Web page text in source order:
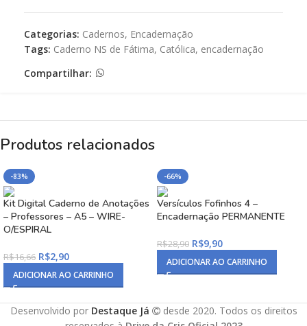
Categorias: Cadernos, Encadernação
Tags: Caderno NS de Fátima, Católica, encadernação
Compartilhar:
Produtos relacionados
-83%
Kit Digital Caderno de Anotações
– Professores – A5 – WIRE-
O/ESPIRAL
R$16,66 R$2,90
ADICIONAR AO CARRINHO
-66%
Versículos Fofinhos 4 –
Encadernação PERMANENTE
R$28,90 R$9,90
ADICIONAR AO CARRINHO
Desenvolvido por Destaque Já
desde 2020. Todos os direitos